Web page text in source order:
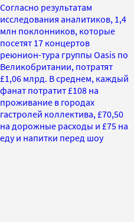
Согласно результатам
исследования аналитиков, 1,4
млн поклонников, которые
посетят 17 концертов
реюнион-тура группы Oasis по
Великобритании, потратят
£1,06 млрд. В среднем, каждый
фанат потратит £108 на
проживание в городах
гастролей коллектива, £70,50
на дорожные расходы и £75 на
еду и напитки перед шоу